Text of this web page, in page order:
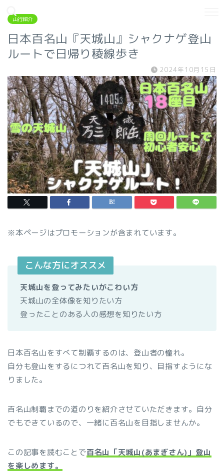
山行紹介
日本百名山『天城山』シャクナゲ登山
ルートで日帰り稜線歩き
2024年10月15日
※本ページはプロモーションが含まれています。
こんな方にオススメ
天城山を登ってみたいがこわい方
天城山の全体像を知りたい方
登ったことのある人の感想を知りたい方
日本百名山をすべて制覇するのは、登山者の憧れ。
自分も登山をするにつれて百名山を知り、目指すようにな
りました。
百名山制覇までの道のりを紹介させていただきます。自分
でもできているので、一緒に百名山を目指しませんか。
この記事を読むことで百名山「天城山(あまぎさん)」登山
を楽しめます。